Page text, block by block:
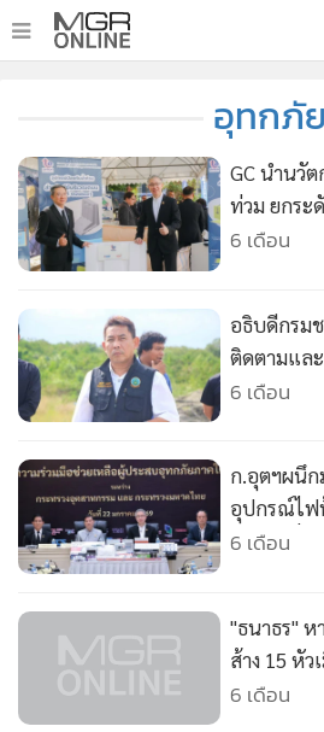
• ภาคใต้
• ภูมิภาค
• Online Section
• บันเทิง
• ผู้จัดการรายวัน
• คอลัมนิสต์
ละคร
• CbizReview
• Cyber BIZ
ผู้จัดกวน
• Good health & Well-being
• Green Innovation & SD
• Management & HR
อุทกภัย
GC นำนวั
ท่วม ยกระ
ความสูญเสี
6 เดือน
อธิบดีกรม
ติดตามและ
โครงการส
6 เดือน
ก.อุตฯผนึก
อุปกรณ์ไฟ
ให้บ้านที่ถูก
6 เดือน
"ธนาธร" ห
ส้าง 15 หัว
6 เดือน